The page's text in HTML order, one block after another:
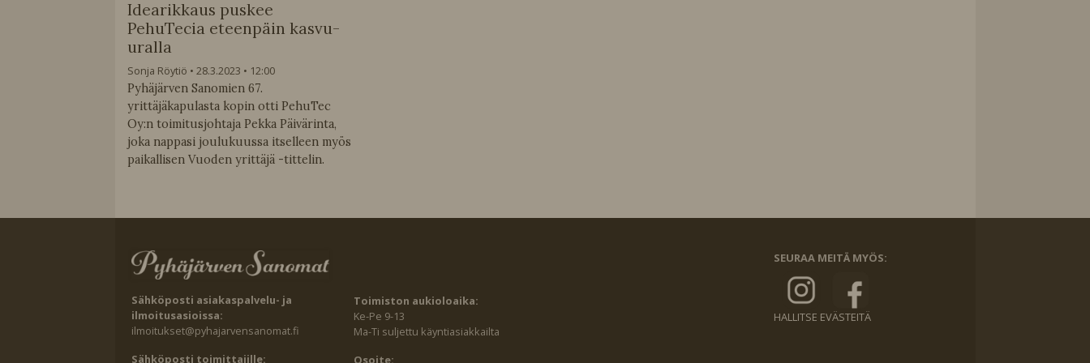
Idearikkaus puskee
PehuTecia eteenpäin kasvu-
uralla
Sonja Röytiö 28.3.2023
12:00
Pyhäjärven Sanomien 67.
yrittäjäkapulasta kopin otti PehuTec
Oy:n toimitusjohtaja Pekka Päivärinta,
joka nappasi joulukuussa itselleen myös
paikallisen Vuoden yrittäjä -tittelin.
Sähköposti asiakaspalvelu- ja
ilmoitusasioissa:
ilmoitukset@pyhajarvensanomat.fi
Sähköposti toimittajille:
Toimiston aukioloaika:
Ke-Pe 9-13
Ma-Ti suljettu käyntiasiakkailta
Osoite:
SEURAA MEITÄ MYÖS:
HALLITSE EVÄSTEITÄ